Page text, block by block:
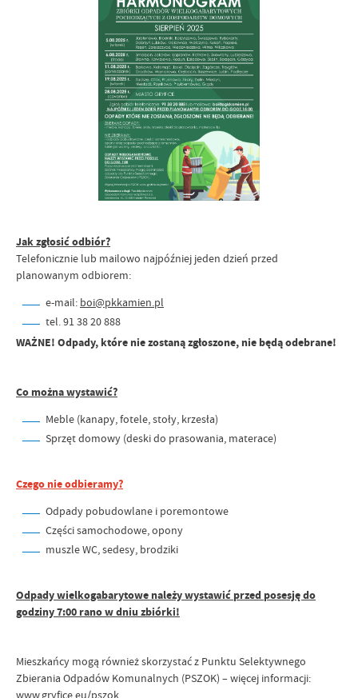
Jak zgłosić odbiór?
Telefonicznie lub mailowo najpóźniej jeden dzień przed
planowanym odbiorem:
e-mail: boi@pkkamien.pl
tel. 91 38 20 888
WAŻNE! Odpady, które nie zostaną zgłoszone, nie będą odebrane!
Co można wystawić?
Meble (kanapy, fotele, stoły, krzesła)
Sprzęt domowy (deski do prasowania, materace)
Czego nie odbieramy?
Odpady pobudowlane i poremontowe
Części samochodowe, opony
muszle WC, sedesy, brodziki
Odpady wielkogabarytowe należy wystawić przed posesję do
godziny 7:00 rano w dniu zbiórki!
Mieszkańcy mogą również skorzystać z Punktu Selektywnego
Zbierania Odpadów Komunalnych (PSZOK) – więcej informacji: